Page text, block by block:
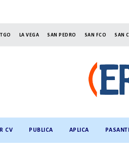
LA VEGA SAN PEDRO SAN FCO SAN
CV PUBLICA APLICA